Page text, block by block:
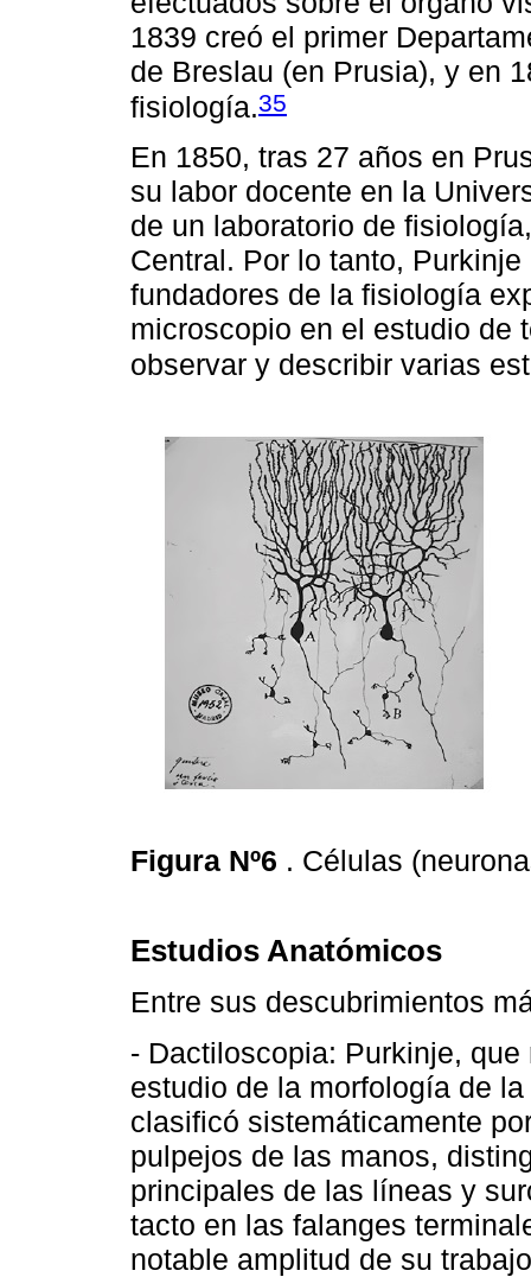
1839 creó el primer
de Breslau (en Prusia), y en
fisiología.35
En 1850, tras 27 años en
su labor docente en la
de un laboratorio de
Central. Por lo tanto,
fundadores de la fisiología
microscopio en el estudio de
observar y describir varias
Figura Nº6 . Células
Estudios Anatómicos
Entre sus descubrimientos
- Dactiloscopia: Purkinje,
estudio de la morfología de
clasificó sistemáticamente
pulpejos de las manos,
principales de las líneas y
tacto en las falanges
notable amplitud de su